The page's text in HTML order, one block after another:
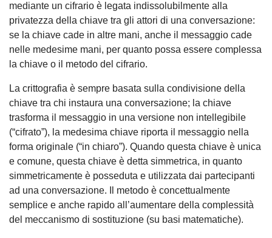
mediante un cifrario è legata indissolubilmente alla
privatezza della chiave tra gli attori di una conversazione:
se la chiave cade in altre mani, anche il messaggio cade
nelle medesime mani, per quanto possa essere complessa
la chiave o il metodo del cifrario.
La crittografia è sempre basata sulla condivisione della
chiave tra chi instaura una conversazione; la chiave
trasforma il messaggio in una versione non intellegibile
(“cifrato”), la medesima chiave riporta il messaggio nella
forma originale (“in chiaro”). Quando questa chiave è unica
e comune, questa chiave è detta simmetrica, in quanto
simmetricamente è posseduta e utilizzata dai partecipanti
ad una conversazione. Il metodo è concettualmente
semplice e anche rapido all’aumentare della complessità
del meccanismo di sostituzione (su basi matematiche).